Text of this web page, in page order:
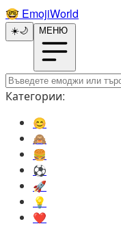
🤓️ EmojiWorld
☀️🌙 МЕНЮ
Категории:
😊️
🙈️
🍔️
⚽️
🚀️
💡️
❤️